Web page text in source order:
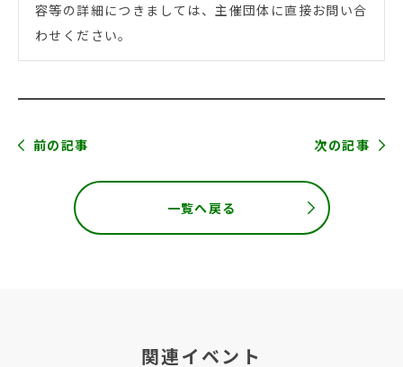
容等の詳細につきましては、主催団体に直接お問い合
わせください。
前の記事 次の記事
一覧へ戻る
関連イベント